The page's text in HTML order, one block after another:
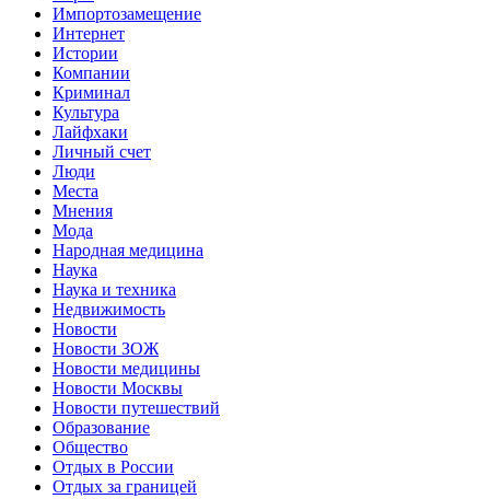
Импортозамещение
Интернет
Истории
Компании
Криминал
Культура
Лайфхаки
Личный счет
Люди
Места
Мнения
Мода
Народная медицина
Наука
Наука и техника
Недвижимость
Новости
Новости ЗОЖ
Новости медицины
Новости Москвы
Новости путешествий
Образование
Общество
Отдых в России
Отдых за границей